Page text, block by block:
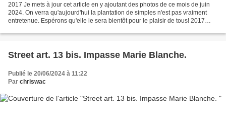
2017 Je mets à jour cet article en y ajoutant des photos de ce mois de juin
2024. On verra qu'aujourd'hui la plantation de simples n'est pas vraiment
entretenue. Espérons qu'elle le sera bientôt pour le plaisir de tous! 2017
Street art. 13 bis. Impasse Marie Blanche.
Publié le 20/06/2024 à 11:22
Par chriswac